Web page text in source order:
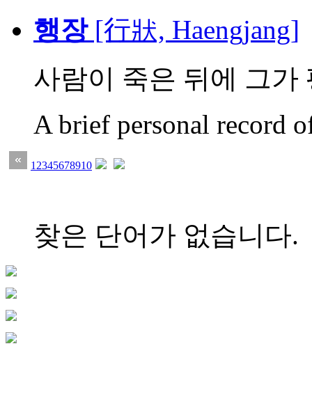
행장[行狀, Haengjang]
사람이 죽은 뒤에 그가
A brief personal record
1 2345678910
찾은 단어가 없습니다.